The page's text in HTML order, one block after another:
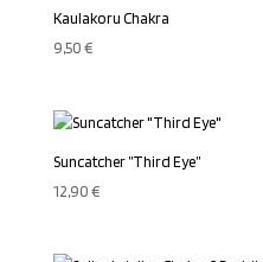
Kaulakoru Chakra
9,50€
Suncatcher ”Third Eye”
12,90€